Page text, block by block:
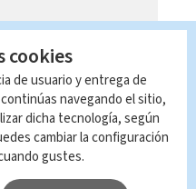
cookies
de usuario y entrega de
navegando el sitio,
dicha tecnología, según
cambiar la configuración
gustes.